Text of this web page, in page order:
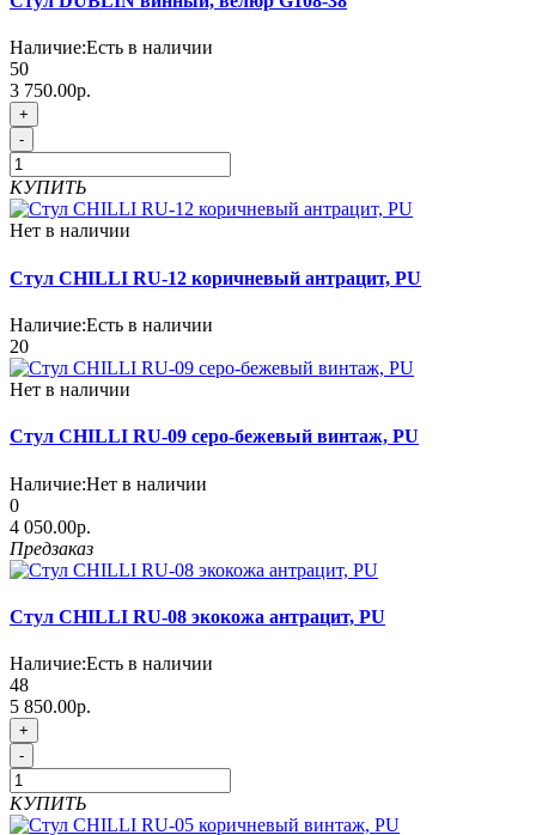
Наличие:Есть в наличии
50
3 750.00р.
+
-
КУПИТЬ
Нет в наличии
Стул CHILLI RU-12 коричневый антрацит, PU
Наличие:Есть в наличии
20
Нет в наличии
Стул CHILLI RU-09 серо-бежевый винтаж, PU
Наличие:Нет в наличии
0
4 050.00р.
Предзаказ
Стул CHILLI RU-08 экокожа антрацит, PU
Наличие:Есть в наличии
48
5 850.00р.
+
-
КУПИТЬ